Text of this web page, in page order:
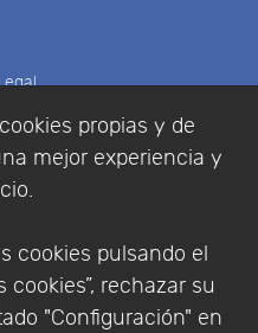
propias y de
mejor experiencia y
cookies pulsando el
cookies”, rechazar su
"Configuración" en
compra